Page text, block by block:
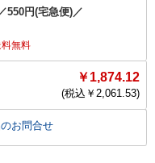
550円(宅急便)／
無料
￥1,874.12
(税込￥ 2,061.53)
お問合せ